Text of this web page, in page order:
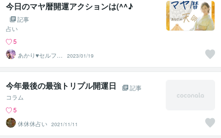
今日のマヤ暦開運アクションは(^^♪
記事
占い
5
あかり♥セルフラ
ブ 自分を愛す
るサポート
2023/01/19
今年最後の最強トリプル開運日
記事
コラム
5
休休休占い 2021/11/11